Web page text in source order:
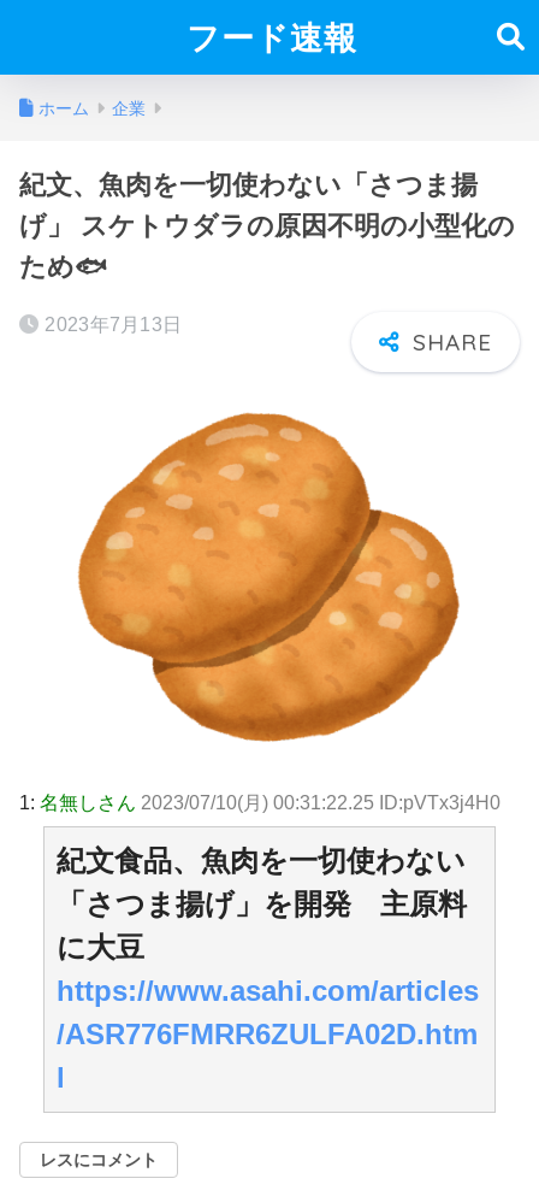
フード速報
ホーム 企業
紀文、魚肉を一切使わない「さつま揚
げ」 スケトウダラの原因不明の小型化の
ため🐟
2023年7月13日
1: 名無しさん 2023/07/10(月) 00:31:22.25 ID:pVTx3j4H0
紀文食品、魚肉を一切使わない
「さつま揚げ」を開発 主原料
に大豆
https://www.asahi.com/articles
/ASR776FMRR6ZULFA02D.htm
l
レスにコメント